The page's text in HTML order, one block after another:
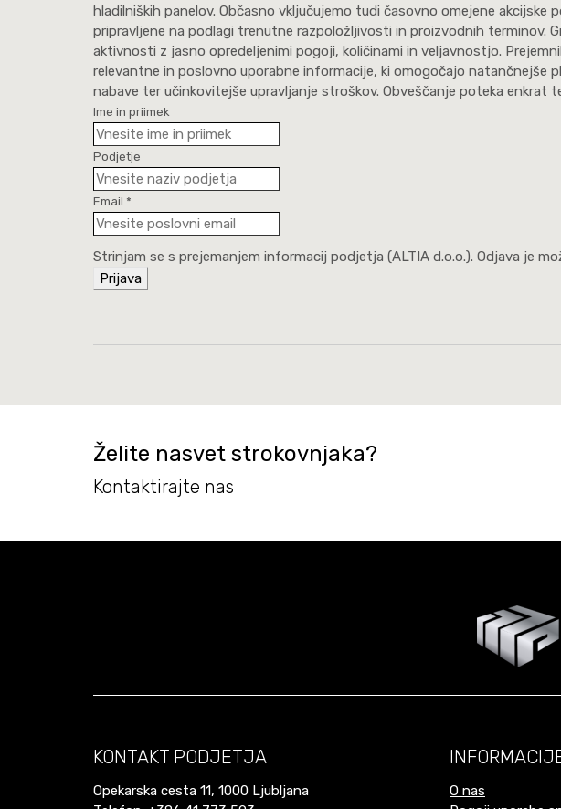
hladilniških panelov. Občasno vključujemo tudi časovno omejene akcijske
pripravljene na podlagi trenutne razpoložljivosti in proizvodnih terminov.
aktivnosti z jasno opredeljenimi pogoji, količinami in veljavnostjo.
relevantne in poslovno uporabne informacije, ki omogočajo natančnejše
nabave ter učinkovitejše upravljanje stroškov. Obveščanje poteka enkrat
Ime in priimek
Podjetje
Email *
Strinjam se s prejemanjem informacij podjetja (ALTIA d.o.o.). Odjava je
Prijava
Želite nasvet strokovnjaka?
Kontaktirajte nas
KONTAKT PODJETJA
Opekarska cesta 11, 1000 Ljubljana
O nas